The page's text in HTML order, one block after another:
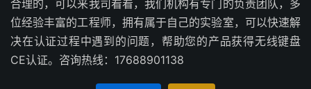
合理的，可以来我司看看，我们机构有专门的负责团队，多
位经验丰富的工程师，拥有属于自己的实验室，可以快速解
决在认证过程中遇到的问题，帮助您的产品获得无线键盘
CE认证。咨询热线：17688901138